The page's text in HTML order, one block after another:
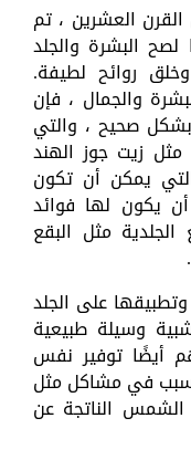
العشرين ، تم
لصح البشرة والجلد
روائح لطيفة.
والجمال ، فإن
صحيح ، والتي
مثل زيت جوز الهند
يمكن أن تكون
يكون لها فوائد
مثل البقع
على الجلد
وسيلة طبيعية
أيضًا توفير نفس
في مشاكل مثل
الناتجة عن